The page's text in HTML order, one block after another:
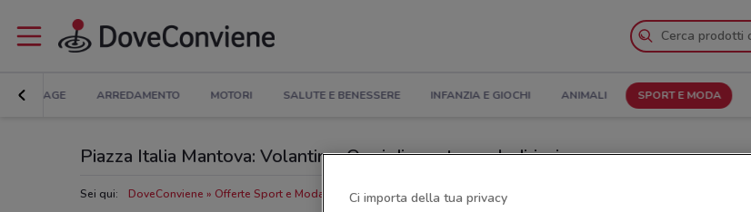
BRICOLAGE ARREDAMENTO MOTORI SALUTE E BENESSERE INFANZIA E GIOCHI ANIMALI SPORT E MODA
Piazza Italia Mantova: Volantino, Orari di apertura e Indirizzi
Sei qui: DoveConviene Offerte Sport e Moda a Mantova Negozi Piazza Italia a Mantova
Ci importa della tua privacy